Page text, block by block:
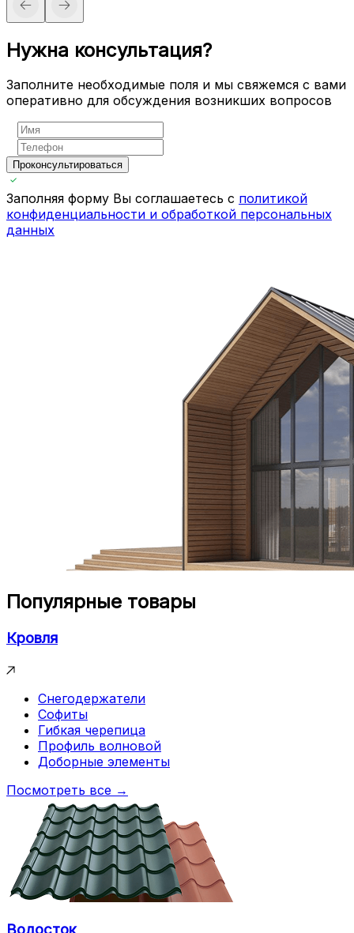
Нужна консультация?
Заполните необходимые поля и мы свяжемся с вами
оперативно для обсуждения возникших вопросов
Проконсультироваться
Заполняя форму Вы соглашаетесь с политикой
конфиденциальности и обработкой персональных
данных
Популярные товары
Кровля
Снегодержатели
Софиты
Гибкая черепица
Профиль волновой
Доборные элементы
Посмотреть все →
Водосток